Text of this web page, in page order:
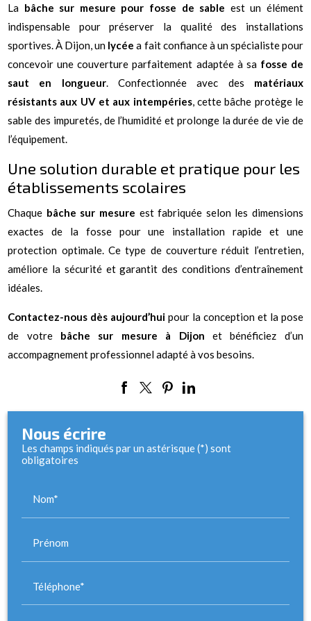
La bâche sur mesure pour fosse de sable est un élément
indispensable pour préserver la qualité des installations
sportives. À Dijon, un lycée a fait confiance à un spécialiste pour
concevoir une couverture parfaitement adaptée à sa fosse de
saut en longueur. Confectionnée avec des matériaux
résistants aux UV et aux intempéries, cette bâche protège le
sable des impuretés, de l’humidité et prolonge la durée de vie de
l’équipement.
Une solution durable et pratique pour les
établissements scolaires
Chaque bâche sur mesure est fabriquée selon les dimensions
exactes de la fosse pour une installation rapide et une
protection optimale. Ce type de couverture réduit l’entretien,
améliore la sécurité et garantit des conditions d’entraînement
idéales.
Contactez-nous dès aujourd’hui pour la conception et la pose
de votre bâche sur mesure à Dijon et bénéficiez d’un
accompagnement professionnel adapté à vos besoins.
Nous écrire
Les champs indiqués par un astérisque (*) sont
obligatoires
Nom*
Prénom
Téléphone*